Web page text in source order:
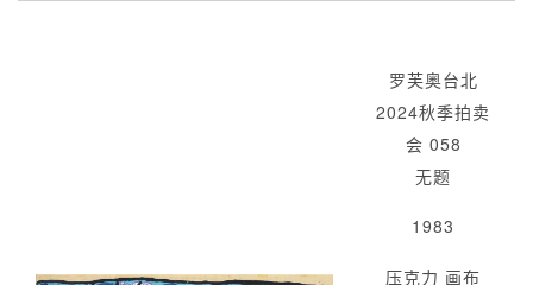
罗芙奥台北
2024秋季拍卖
会 058
无题
1983
压克力 画布